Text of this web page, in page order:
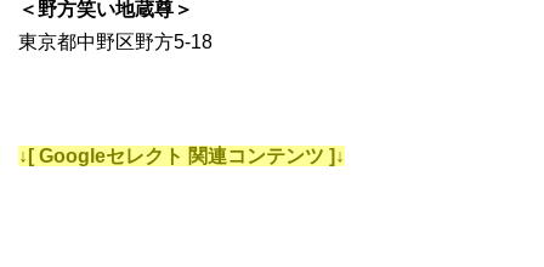
＜野方笑い地蔵尊＞
東京都中野区野方5-18
↓[ Googleセレクト 関連コンテンツ ]↓